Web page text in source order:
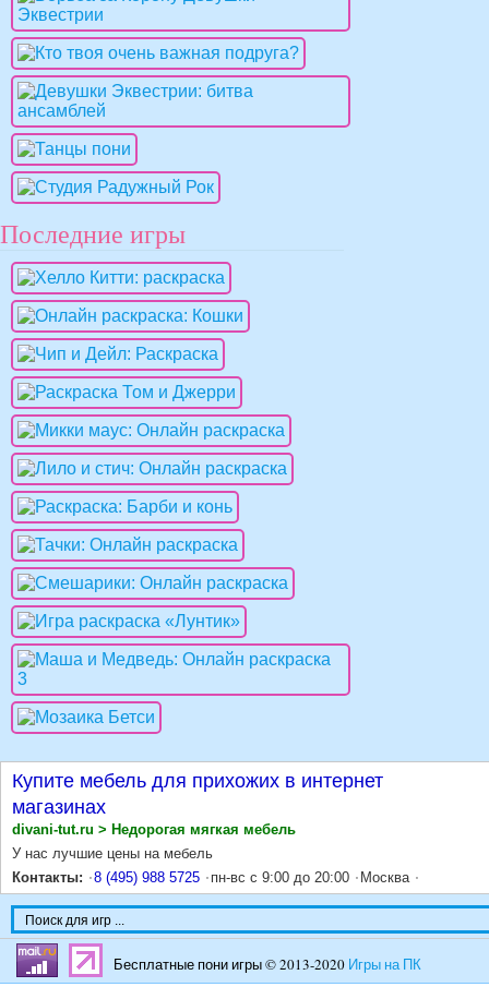
Последние игры
Купите мебель для прихожих в интернет
магазинах
divani-tut.ru > Недорогая мягкая мебель
У нас лучшие цены на мебель
Контакты:
8 (495) 988 5725 пн-вс с 9:00 до 20:00 Москва
Бесплатные пони игры © 2013-2020 Игры на ПК